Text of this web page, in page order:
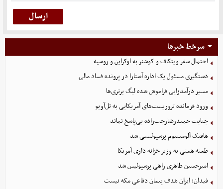
سرخط خبرها
احتمال سفر ویتکاف و کوشنر به اوکراین و روسیه
دستگیری مسئول یک اداره آستارا در پرونده فساد مالی
مسیر درآمدزایی فراموش شده لیگ برتری‌ها
ورود فرمانده تروریست‌های آمریکایی به تل‌آویو
جنایت حمیدرضارجب‌زاده بی‌پاسخ نماند
هافبک آلومینیوم پرسپولیسی شد
طعنه همتی به وزیر خزانه داری آمریکا
امیرحسین طاهری راهی پرسپولیس شد
فیدان: ایران هدف پیمان دفاعی مکه نیست